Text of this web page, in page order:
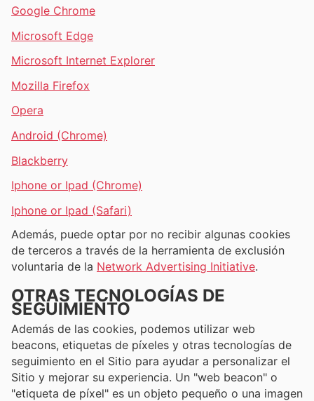
Google Chrome
Microsoft Edge
Microsoft Internet Explorer
Mozilla Firefox
Opera
Android (Chrome)
Blackberry
Iphone or Ipad (Chrome)
Iphone or Ipad (Safari)
Además, puede optar por no recibir algunas cookies
de terceros a través de la herramienta de exclusión
voluntaria de la Network Advertising Initiative.
OTRAS TECNOLOGÍAS DE
SEGUIMIENTO
Además de las cookies, podemos utilizar web
beacons, etiquetas de píxeles y otras tecnologías de
seguimiento en el Sitio para ayudar a personalizar el
Sitio y mejorar su experiencia. Un "web beacon" o
"etiqueta de píxel" es un objeto pequeño o una imagen